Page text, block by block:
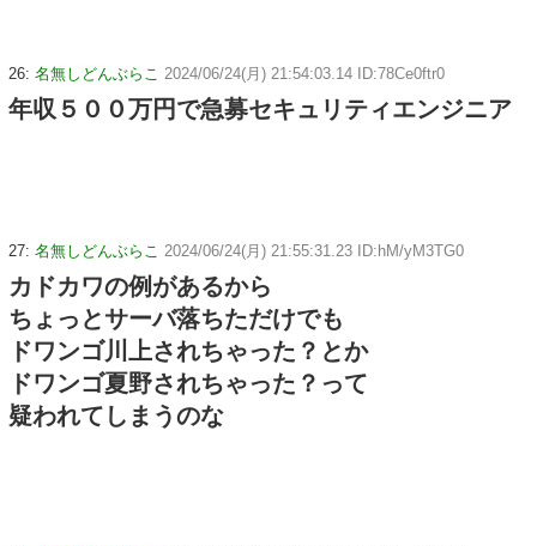
26: 名無しどんぶらこ 2024/06/24(月) 21:54:03.14 ID:78Ce0ftr0
年収５００万円で急募セキュリティエンジニア
27: 名無しどんぶらこ 2024/06/24(月) 21:55:31.23 ID:hM/yM3TG0
カドカワの例があるから
ちょっとサーバ落ちただけでも
ドワンゴ川上されちゃった？とか
ドワンゴ夏野されちゃった？って
疑われてしまうのな